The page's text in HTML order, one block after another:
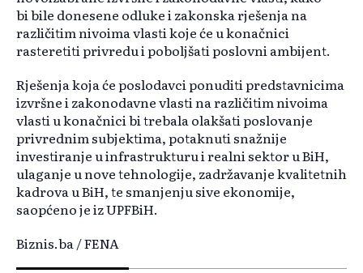
bi bile donesene odluke i zakonska rješenja na
različitim nivoima vlasti koje će u konačnici
rasteretiti privredu i poboljšati poslovni ambijent.
Rješenja koja će poslodavci ponuditi predstavnicima
izvršne i zakonodavne vlasti na različitim nivoima
vlasti u konačnici bi trebala olakšati poslovanje
privrednim subjektima, potaknuti snažnije
investiranje u infrastrukturu i realni sektor u BiH,
ulaganje u nove tehnologije, zadržavanje kvalitetnih
kadrova u BiH, te smanjenju sive ekonomije,
saopćeno je iz UPFBiH.
Biznis.ba / FENA